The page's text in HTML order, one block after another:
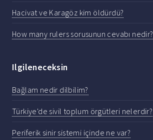
Hacivat ve Karagöz kim öldürdü?
How many rulers sorusunun cevabı nedir?
Ilgileneceksin
Bağlam nedir dilbilim?
Türkiye'de sivil toplum örgütleri nelerdir?
Periferik sinir sistemi içinde ne var?